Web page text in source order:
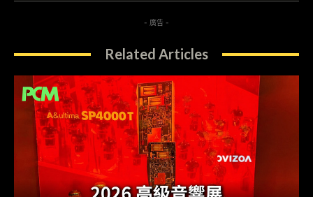
- 廣告 -
Related Articles